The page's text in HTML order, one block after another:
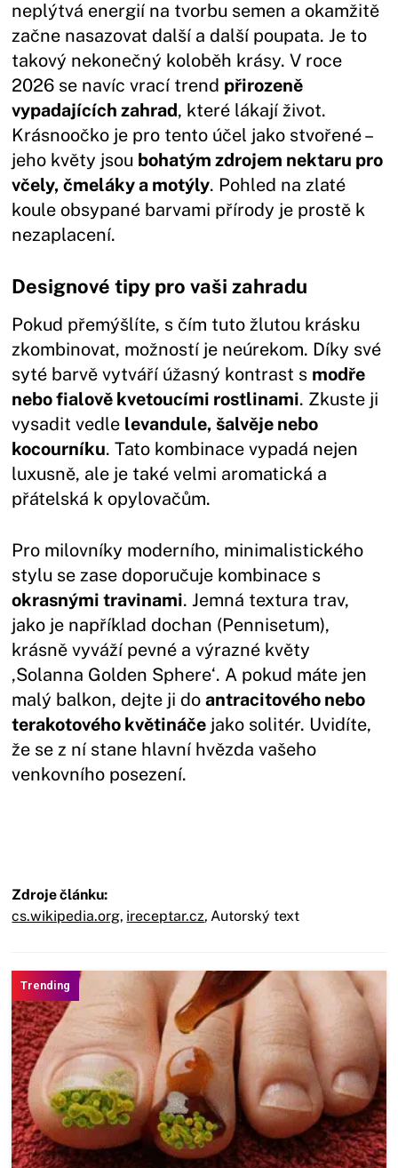
neplýtvá energií na tvorbu semen a okamžitě
začne nasazovat další a další poupata. Je to
takový nekonečný koloběh krásy. V roce
2026 se navíc vrací trend přirozeně
vypadajících zahrad, které lákají život.
Krásnoočko je pro tento účel jako stvořené –
jeho květy jsou bohatým zdrojem nektaru pro
včely, čmeláky a motýly. Pohled na zlaté
koule obsypané barvami přírody je prostě k
nezaplacení.
Designové tipy pro vaši zahradu
Pokud přemýšlíte, s čím tuto žlutou krásku
zkombinovat, možností je neúrekom. Díky své
syté barvě vytváří úžasný kontrast s modře
nebo fialově kvetoucími rostlinami. Zkuste ji
vysadit vedle levandule, šalvěje nebo
kocourníku. Tato kombinace vypadá nejen
luxusně, ale je také velmi aromatická a
přátelská k opylovačům.
Pro milovníky moderního, minimalistického
stylu se zase doporučuje kombinace s
okrasnými travinami. Jemná textura trav,
jako je například dochan (Pennisetum),
krásně vyváží pevné a výrazné květy
‚Solanna Golden Sphere‘. A pokud máte jen
malý balkon, dejte ji doantracitového nebo
terakotového květináče jako solitér. Uvidíte,
že se z ní stane hlavní hvězda vašeho
venkovního posezení.
Zdroje článku:
cs.wikipedia.org, ireceptar.cz, Autorský text